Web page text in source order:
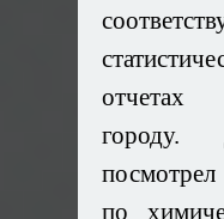
городу.
по